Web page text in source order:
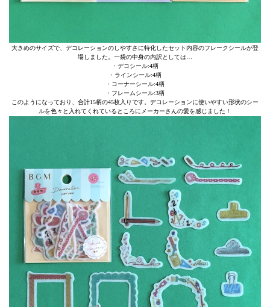
大きめのサイズで、デコレーションのしやすさに特化したセット内容のフレークシールが登
場しました。一袋の中身の内訳としては…
・デコシール:4柄
・ラインシール:4柄
・コーナーシール:4柄
・フレームシール:3柄
このようになっており、合計15柄の45枚入りです。デコレーションに使いやすい形状のシー
ルを色々と入れてくれているところにメーカーさんの愛を感じました！